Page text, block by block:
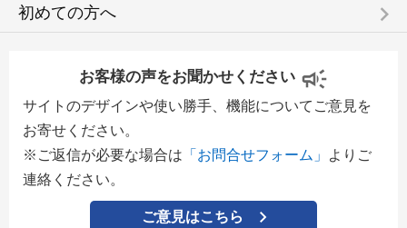
初めての方へ keyboard_arrow_right
お客様の声をお聞かせください
サイトのデザインや使い勝手、機能についてご意見を
お寄せください。
※ご返信が必要な場合は 「お問合せフォーム」
よりご
連絡ください。
ご意見はこちら